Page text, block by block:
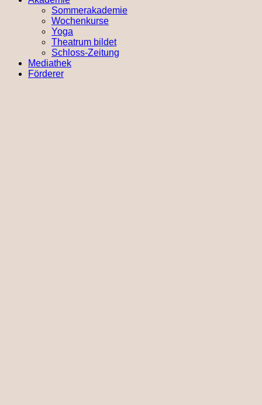
Sommerakademie
Wochenkurse
Yoga
Theatrum bildet
Schloss-Zeitung
Mediathek
Förderer